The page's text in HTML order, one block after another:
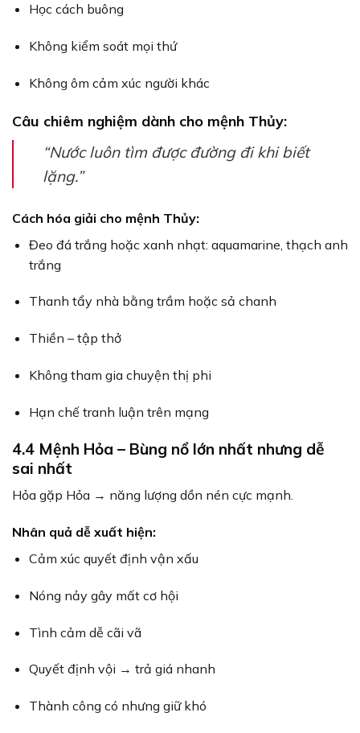
Học cách buông
Không kiểm soát mọi thứ
Không ôm cảm xúc người khác
Câu chiêm nghiệm dành cho mệnh Thủy:
“Nước luôn tìm được đường đi khi biết
lặng.”
Cách hóa giải cho mệnh Thủy:
Đeo đá trắng hoặc xanh nhạt: aquamarine, thạch anh
trắng
Thanh tẩy nhà bằng trầm hoặc sả chanh
Thiền – tập thở
Không tham gia chuyện thị phi
Hạn chế tranh luận trên mạng
4.4 Mệnh Hỏa – Bùng nổ lớn nhất nhưng dễ
sai nhất
Hỏa gặp Hỏa → năng lượng dồn nén cực mạnh.
Nhân quả dễ xuất hiện:
Cảm xúc quyết định vận xấu
Nóng nảy gây mất cơ hội
Tình cảm dễ cãi vã
Quyết định vội → trả giá nhanh
Thành công có nhưng giữ khó